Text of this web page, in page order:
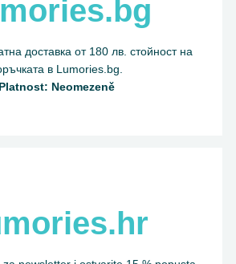
доставка от 180 лв. стойност на
в Lumories.bg.
Platnost: Neomezeně